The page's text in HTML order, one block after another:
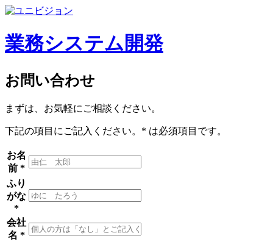
業務システム開発
お問い合わせ
まずは、お気軽にご相談ください。
下記の項目にご記入ください。 * は必須項目です。
お名
前 *
ふり
がな
*
会社
名 *